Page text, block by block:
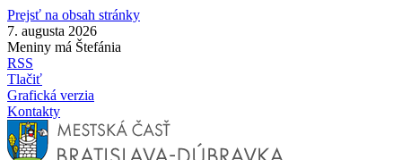
Prejsť na obsah stránky
7. augusta 2026
Meniny má Štefánia
RSS
Tlačiť
Grafická verzia
Kontakty